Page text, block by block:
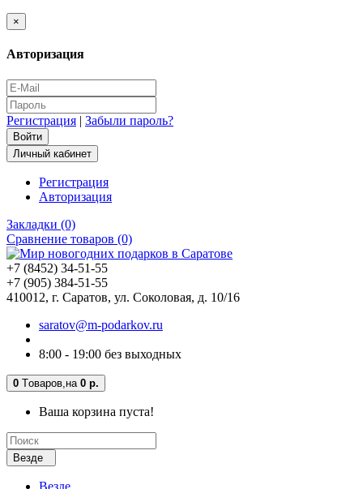
×
Авторизация
Регистрация | Забыли пароль?
Личный кабинет
Регистрация
Авторизация
Закладки (0)
Сравнение товаров (0)
+7 (8452) 34-51-55
+7 (905) 384-51-55
410012, г. Саратов, ул. Соколовая, д. 10/16
saratov@m-podarkov.ru
8:00 - 19:00 без выходных
0 Tоваров, на 0 р.
Ваша корзина пуста!
Везде
Везде